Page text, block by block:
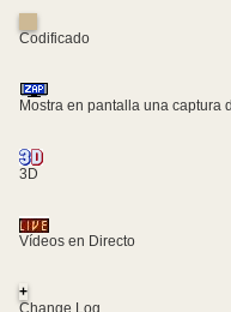
Codificado
Mostra en pantalla una captura
3D
Vídeos en Directo
+
Change Log